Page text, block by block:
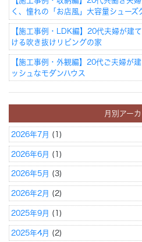
く、憧れの「お店風」大容量シューズ
【施工事例・LDK編】20代夫婦が建
ける吹き抜けリビングの家
【施工事例・外観編】20代ご夫婦が
ッシュなモダンハウス
月別アー
2026年7月 (1)
2026年6月 (1)
2026年5月 (3)
2026年2月 (2)
2025年9月 (1)
2025年4月 (2)